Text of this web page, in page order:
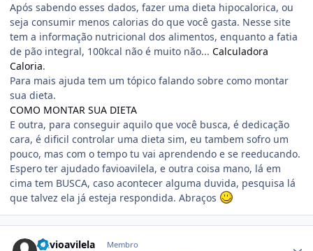
Após sabendo esses dados, fazer uma dieta hipocalorica, ou
seja consumir menos calorias do que você gasta. Nesse site
tem a informação nutricional dos alimentos, enquanto a fatia
de pão integral, 100kcal não é muito não... Calculadora
Caloria.
Para mais ajuda tem um tópico falando sobre como montar
sua dieta.
COMO MONTAR SUA DIETA
E outra, para conseguir aquilo que você busca, é dedicação
cara, é dificil controlar uma dieta sim, eu tambem sofro um
pouco, mas com o tempo tu vai aprendendo e se reeducando.
Espero ter ajudado favioavilela, e outra coisa mano, lá em
cima tem BUSCA, caso acontecer alguma duvida, pesquisa lá
que talvez ela já esteja respondida. Abraços
flavioavilela Membro